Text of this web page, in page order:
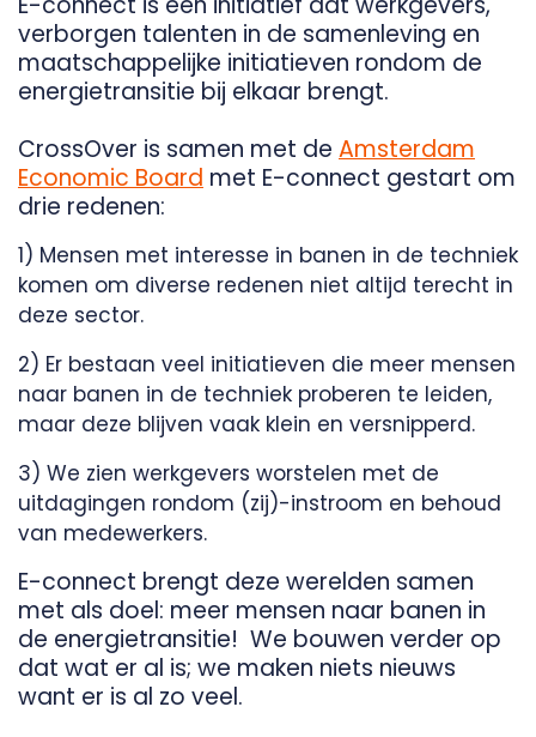
verborgen talenten in de samenleving en
maatschappelijke initiatieven rondom de
energietransitie bij elkaar brengt.
CrossOver is samen met de Amsterdam
Economic Board met E-connect gestart om
drie redenen:
1) Mensen met interesse in banen in de techniek
komen om diverse redenen niet altijd terecht in
deze sector.
2) Er bestaan veel initiatieven die meer mensen
naar banen in de techniek proberen te leiden,
maar deze blijven vaak klein en versnipperd.
3) We zien werkgevers worstelen met de
uitdagingen rondom (zij)-instroom en behoud
van medewerkers.
E-connect brengt deze werelden samen
met als doel: meer mensen naar banen in
de energietransitie! We bouwen verder op
dat wat er al is; we maken niets nieuws
want er is al zo veel.